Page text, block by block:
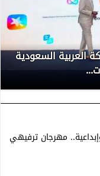
16 في المملكة العربية السعودية
مهرجان ترفيهي